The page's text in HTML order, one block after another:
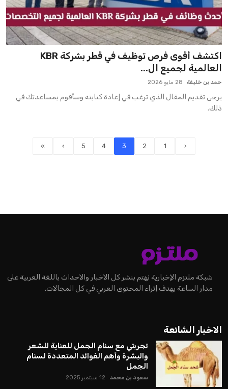
اكتشف أقوى فرص توظيف في قطر بشركة KBR
العالمية لجميع ال...
حمد بن خليفة 28 مايو 2026
يرجى تقديم المقال الذي ترغب في إعادة كتابته وسأقوم بمساعدتك في
ذلك.
‹
1
2
3
4
5
›
»
شبكة ملتزم الإخبارية نهتم بنشر كل الاخبار والاحداث باللغة العربية على
مدار الساعة بهدف إثراء المحتوى العربي في كل المجالات.
الاخبار الشائعة
تجربتي مع سنام الجمل للعناية للشعر
والبشرة وأهم الفوائد المتعددة لسنام
الجمل
سعود بن محمد 12 سبتمبر 2025